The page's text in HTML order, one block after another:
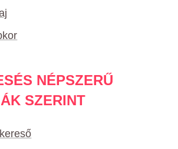
NÉPSZERŰ
SZERINT